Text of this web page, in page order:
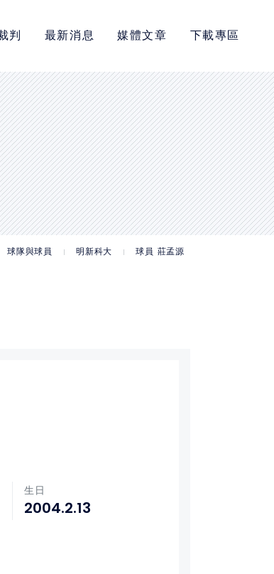
判 最新消息 媒體文章 下載專區
球隊與球員 明新科大 球員 莊孟源
生日
2004.2.13